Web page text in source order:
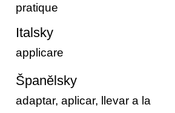
pratique
Italsky
applicare
Španělsky
adaptar, aplicar, llevar a la